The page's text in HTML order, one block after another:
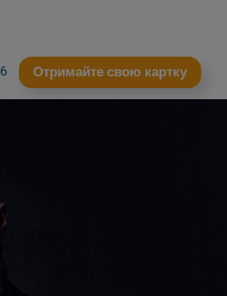
Отримайте свою картку